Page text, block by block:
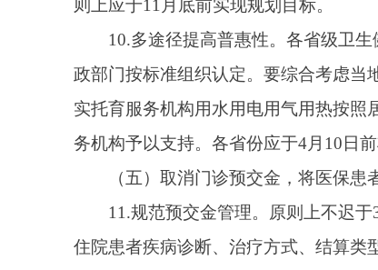
（六）常住人口超过10万的县均能提供血液
13.加强血透服务供给。各省级卫生健康行
务的县，以及县域内血液透析设施设备陈旧、
生健康行政部门、中医药主管部门要结合县域内
14.规范提供透析服务。各省级卫生健康行
对口支援医院对血液透析服务能力薄弱县开展